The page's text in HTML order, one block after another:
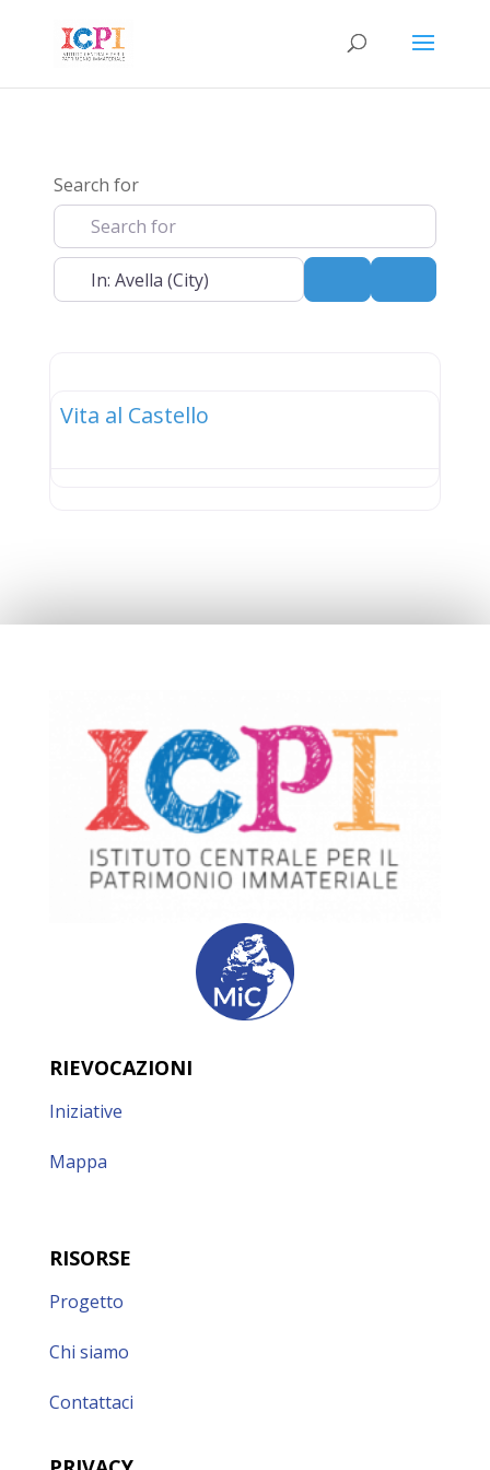
Search for
Near
Vita al Castello
RIEVOCAZIONI
Iniziative
Mappa
RISORSE
Progetto
Chi siamo
Contattaci